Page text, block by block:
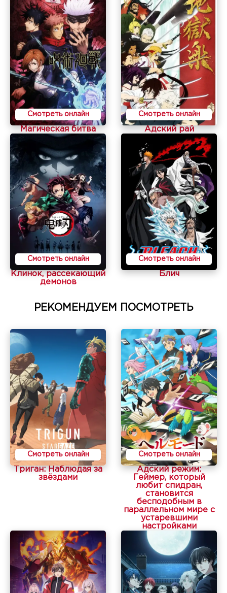
Смотреть онлайн
Магическая битва
Смотреть онлайн
Адский рай
Смотреть онлайн
Клинок, рассекающий
демонов
Смотреть онлайн
Блич
РЕКОМЕНДУЕМ ПОСМОТРЕТЬ
Смотреть онлайн
Триган: Наблюдая за
звёздами
Смотреть онлайн
Адский режим:
Геймер, который
любит спидран,
становится
бесподобным в
параллельном мире с
устаревшими
настройками